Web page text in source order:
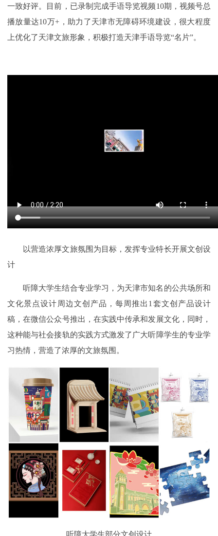
一致好评。目前，已录制完成手语导览视频10期，视频号总
播放量达10万+，助力了天津市无障碍环境建设，很大程度
上优化了天津文旅形象，积极打造天津手语导览“名片”。
以营造浓厚文旅氛围为目标，发挥专业特长开展文创设
计
听障大学生结合专业学习，为天津市知名的公共场所和
文化景点设计周边文创产品，每周推出1套文创产品设计
稿，在微信公众号推出，在实践中传承和发展文化，同时，
这种能与社会接轨的实践方式激发了广大听障学生的专业学
习热情，营造了浓厚的文旅氛围。
听障大学生部分文创设计